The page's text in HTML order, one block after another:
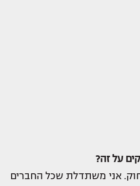
על זה?
אני משתדלת שכל החברים